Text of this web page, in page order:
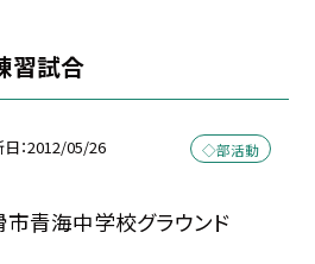
習試合
日 2012/05/26 ◇部活動
市青海中学校グラウンド